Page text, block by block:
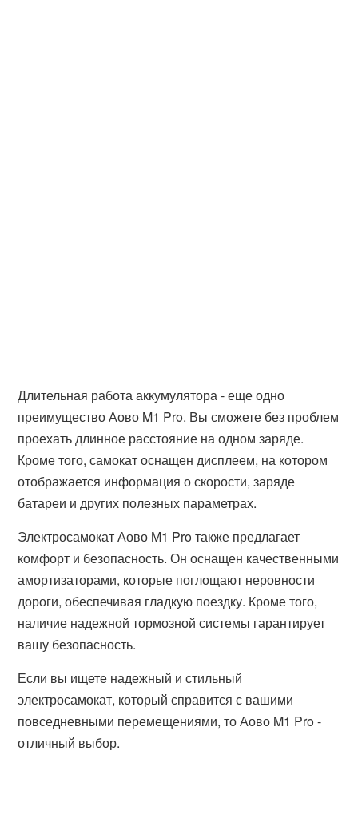
Длительная работа аккумулятора - еще одно
преимущество Аово M1 Pro. Вы сможете без проблем
проехать длинное расстояние на одном заряде.
Кроме того, самокат оснащен дисплеем, на котором
отображается информация о скорости, заряде
батареи и других полезных параметрах.
Электросамокат Аово M1 Pro также предлагает
комфорт и безопасность. Он оснащен качественными
амортизаторами, которые поглощают неровности
дороги, обеспечивая гладкую поездку. Кроме того,
наличие надежной тормозной системы гарантирует
вашу безопасность.
Если вы ищете надежный и стильный
электросамокат, который справится с вашими
повседневными перемещениями, то Аово M1 Pro -
отличный выбор.